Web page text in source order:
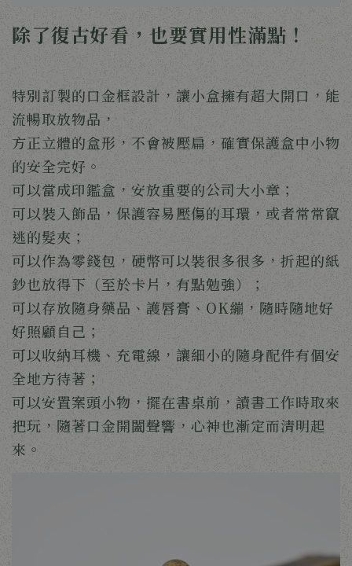
除了復古好看，也要實用性滿點！
特別訂製的口金框設計，讓小盒擁有超大開口，能
流暢取放物品，
方正立體的盒形，不會被壓扁，確實保護盒中小物
的安全完好。
可以當成印鑑盒，安放重要的公司大小章；
可以裝入飾品，保護容易壓傷的耳環，或者常常竄
逃的髮夾；
可以作為零錢包，硬幣可以裝很多很多，折起的紙
鈔也放得下（至於卡片，有點勉強）；
可以存放隨身藥品、護唇膏、OK繃，隨時隨地好
好照顧自己；
可以收納耳機、充電線，讓細小的隨身配件有個安
全地方待著；
可以安置案頭小物，擺在書桌前，讀書工作時取來
把玩，隨著口金開闔聲響，心神也漸定而清明起
來。